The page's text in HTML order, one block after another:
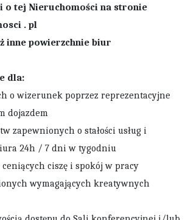
o tej Nieruchomości na stronie
. pl
inne powierzchnie biur
dla:
o wizerunek poprzez reprezentacyjne
dojazdem
zapewnionych o stałości usług i
24h / 7 dni w tygodniu
ciszę i spokój w pracy
wymagających kreatywnych